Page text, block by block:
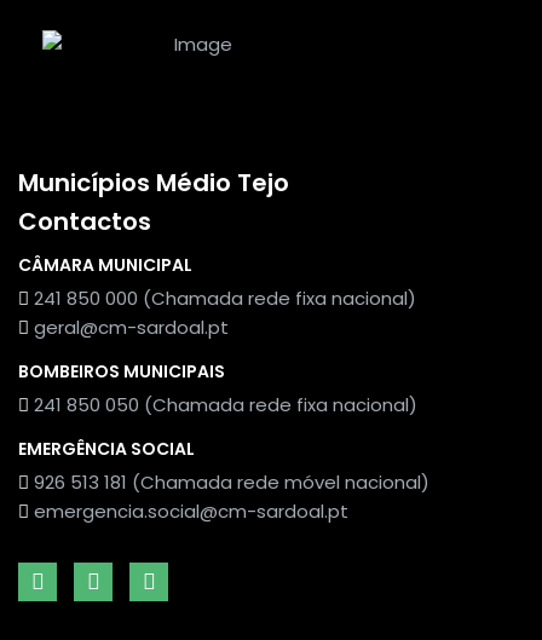
Municípios Médio Tejo
Contactos
CÂMARA MUNICIPAL
241 850 000 (Chamada rede fixa nacional)
geral@cm-sardoal.pt
BOMBEIROS MUNICIPAIS
241 850 050 (Chamada rede fixa nacional)
EMERGÊNCIA SOCIAL
926 513 181 (Chamada rede móvel nacional)
emergencia.social@cm-sardoal.pt